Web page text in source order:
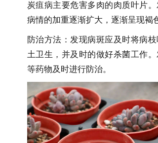
炭疽病主要危害多肉的肉质叶片
病情的加重逐渐扩大，逐渐呈现褐
防治方法：发现病斑应及时将病
土卫生，并及时的做好杀菌工作
等药物及时进行防治。